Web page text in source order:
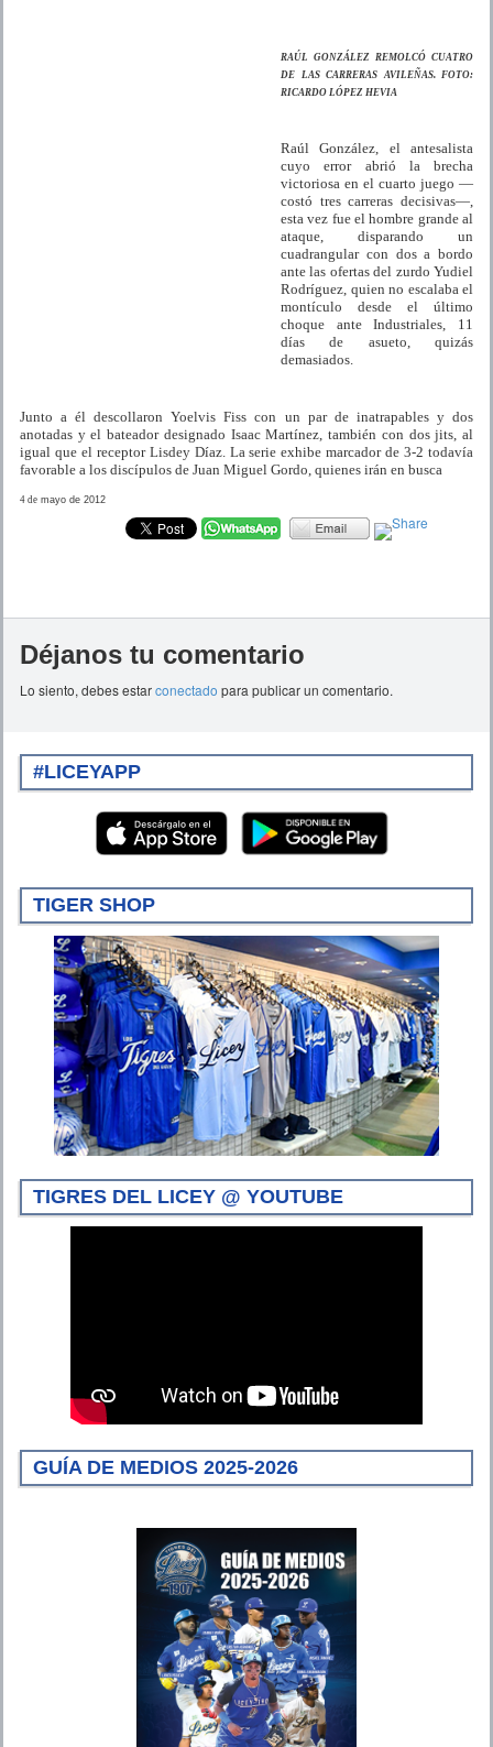
RAÚL GONZÁLEZ REMOLCÓ CUATRO
DE LAS CARRERAS AVILEÑAS. FOTO:
RICARDO LÓPEZ HEVIA
Raúl González, el antesalista
cuyo error abrió la brecha
victoriosa en el cuarto juego —
costó tres carreras decisivas—,
esta vez fue el hombre grande al
ataque, disparando un
cuadrangular con dos a bordo
ante las ofertas del zurdo Yudiel
Rodríguez, quien no escalaba el
montículo desde el último
choque ante Industriales, 11
días de asueto, quizás
demasiados.
Junto a él descollaron Yoelvis Fiss con un par de inatrapables y dos
anotadas y el bateador designado Isaac Martínez, también con dos jits, al
igual que el receptor Lisdey Díaz. La serie exhibe marcador de 3-2 todavía
favorable a los discípulos de Juan Miguel Gordo, quienes irán en busca
4 de mayo de 2012
Déjanos tu comentario
Lo siento, debes estarconectado para publicar un comentario.
#LICEYAPP
TIGER SHOP
TIGRES DEL LICEY @ YOUTUBE
GUÍA DE MEDIOS 2025-2026